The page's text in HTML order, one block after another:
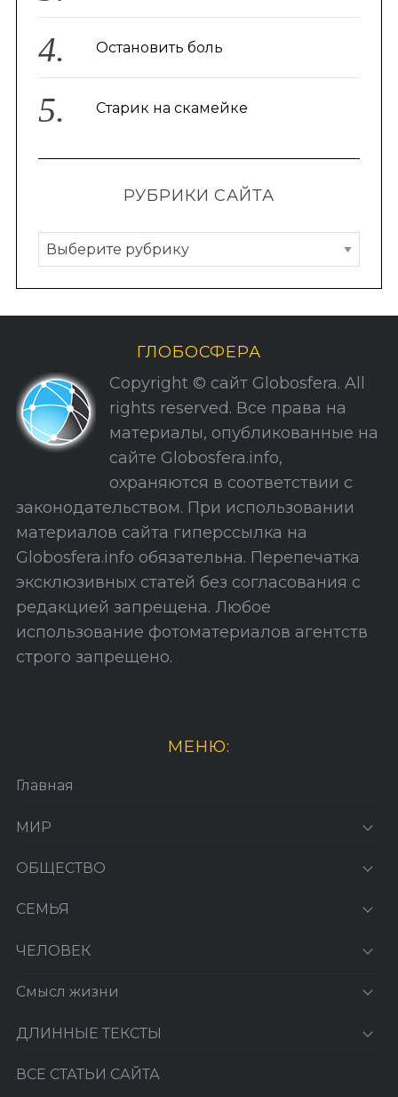
Остановить боль
Старик на скамейке
РУБРИКИ САЙТА
Р
у
б
р
и
С
а
а
ГЛОБОСФЕРА
Copyright © сайт Globosfera. All
rights reserved. Все права на
материалы, опубликованные на
сайте Globosfera.info,
охраняются в соответствии с
законодательством. При использовании
материалов сайта гиперссылка на
Globosfera.info обязательна. Перепечатка
эксклюзивных статей без согласования с
редакцией запрещена. Любое
использование фотоматериалов агентств
строго запрещено.
МЕНЮ:
Главная
МИР
ОБЩЕСТВО
СЕМЬЯ
ЧЕЛОВЕК
Смысл жизни
ДЛИННЫЕ ТЕКСТЫ
ВСЕ СТАТЬИ САЙТА